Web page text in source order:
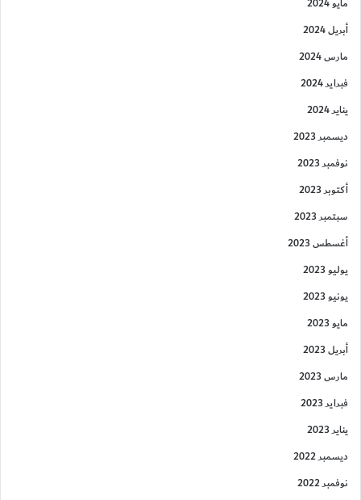
أبريل 2024
مارس 2024
فبراير 2024
يناير 2024
ديسمبر 2023
نوفمبر 2023
أكتوبر 2023
سبتمبر 2023
أغسطس 2023
يوليو 2023
يونيو 2023
مايو 2023
أبريل 2023
مارس 2023
فبراير 2023
يناير 2023
ديسمبر 2022
نوفمبر 2022